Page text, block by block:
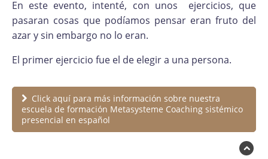
En este evento, intenté, con unos ejercicios, que
pasaran cosas que podíamos pensar eran fruto del
azar y sin embargo no lo eran.
El primer ejercicio fue el de elegir a una persona.
Click aquí para más información sobre nuestra
escuela de formación Metasysteme Coaching sistémico
presencial en español